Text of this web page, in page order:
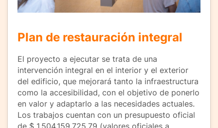
Plan de restauración integral
El proyecto a ejecutar se trata de una
intervención integral en el interior y el exterior
del edificio, que mejorará tanto la infraestructura
como la accesibilidad, con el objetivo de ponerlo
en valor y adaptarlo a las necesidades actuales.
Los trabajos cuentan con un presupuesto oficial
de $ 1.504.159.725,79 (valores oficiales a